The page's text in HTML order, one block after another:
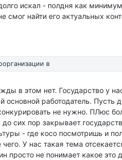
искал - полдня как
смог найти его актуальных
в
в этом нет. Государство у
работодатель. Пусть
не нужно. ПЛюс
сих пор закрывает
- где косо посмотришь и
У нас такая тема
просто не понимает какое это